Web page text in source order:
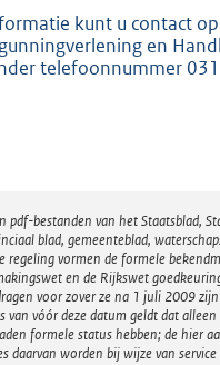
kunt u contact
en
telefoonnummer
pdf-bestanden van het Staatsblad,
blad, gemeenteblad,
regeling vormen de formele
en de Rijkswet
voor zover ze na 1 juli 2009
van vóór deze datum geldt dat alleen
formele status hebben; de hier
daarvan worden bij wijze van